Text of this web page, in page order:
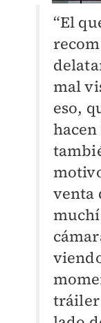
“El
mal
eso,
venta
tráiler